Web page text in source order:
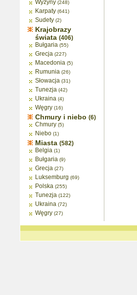
Wyżyny (248)
Karpaty (641)
Sudety (2)
Krajobrazy
świata (406)
Bułgaria (55)
Grecja (227)
Macedonia (5)
Rumunia (26)
Słowacja (31)
Tunezja (42)
Ukraina (4)
Węgry (16)
Chmury i niebo (6)
Chmury (5)
Niebo (1)
Miasta (582)
Belgia (1)
Bułgaria (9)
Grecja (27)
Luksemburg (69)
Polska (255)
Tunezja (122)
Ukraina (72)
Węgry (27)